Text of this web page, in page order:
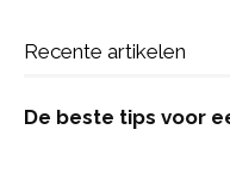
Recente artikelen
De beste tips voor